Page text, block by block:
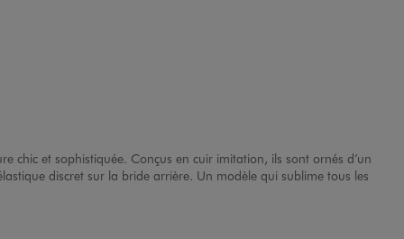
chic et sophistiquée. Conçus en cuir imitation, ils sont ornés d’un
discret sur la bride arrière. Un modèle qui sublime tous les